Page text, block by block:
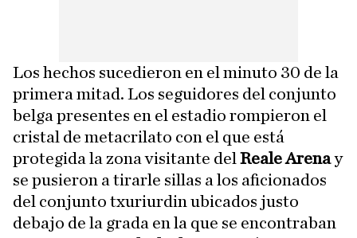
Los hechos sucedieron en el minuto 30 de la
primera mitad. Los seguidores del conjunto
belga presentes en el estadio rompieron el
cristal de metacrilato con el que está
protegida la zona visitante del Reale Arenay
se pusieron a tirarle sillas a los aficionados
del conjunto txuriurdin ubicados justo
debajo de la grada en la que se encontraban